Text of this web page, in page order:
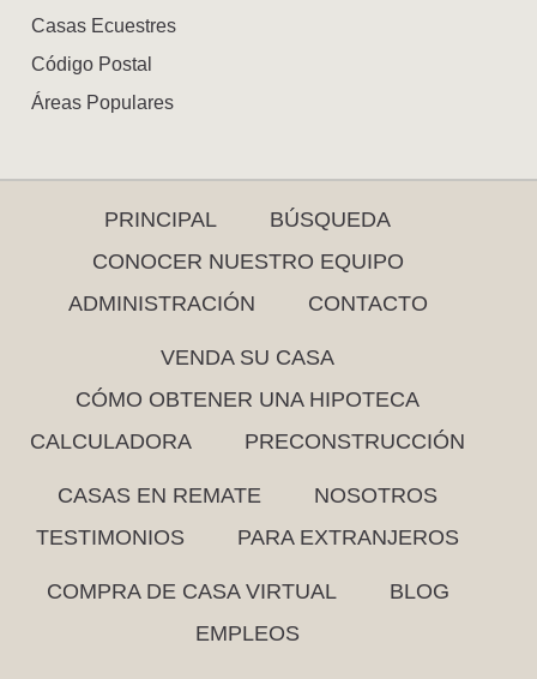
Casas Ecuestres
Código Postal
Áreas Populares
PRINCIPAL
BÚSQUEDA
CONOCER NUESTRO EQUIPO
ADMINISTRACIÓN
CONTACTO
VENDA SU CASA
CÓMO OBTENER UNA HIPOTECA
CALCULADORA
PRECONSTRUCCIÓN
CASAS EN REMATE
NOSOTROS
TESTIMONIOS
PARA EXTRANJEROS
COMPRA DE CASA VIRTUAL
BLOG
EMPLEOS